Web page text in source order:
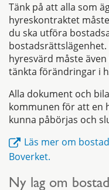
Tänk på att alla som
hyreskontraktet
du ska utföra
hyresvärd måste
tänkta förändringar i
Alla dokument och
kommunen för att en
kunna påbörjas och
Läs mer om
Boverket.
Ny lag om